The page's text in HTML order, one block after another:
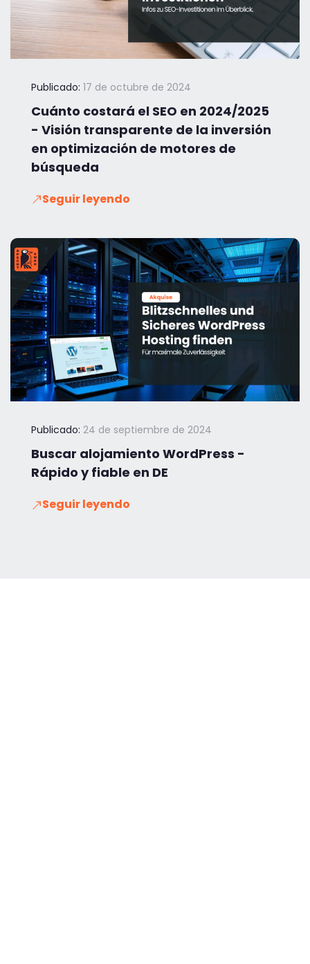
Publicado: 17 de octubre de 2024
Cuánto costará el SEO en 2024/2025
- Visión transparente de la inversión
en optimización de motores de
búsqueda
Seguir leyendo
Publicado: 24 de septiembre de 2024
Buscar alojamiento WordPress -
Rápido y fiable en DE
Seguir leyendo